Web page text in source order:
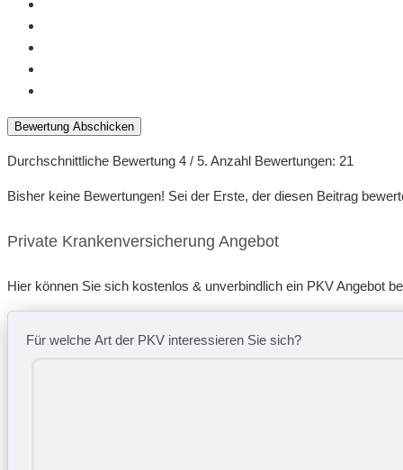
Bewertung Abschicken
Durchschnittliche Bewertung 4 / 5. Anzahl Bewertungen: 21
Bisher keine Bewertungen! Sei der Erste, der diesen Beitrag
Private Krankenversicherung Angebot
Hier können Sie sich kostenlos & unverbindlich ein PKV Angebot
Für welche Art der PKV interessieren Sie sich?